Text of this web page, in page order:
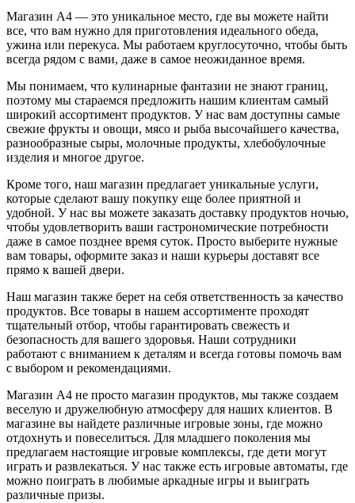
Магазин A4 — это уникальное место, где вы можете найти
все, что вам нужно для приготовления идеального обеда,
ужина или перекуса. Мы работаем круглосуточно, чтобы быть
всегда рядом с вами, даже в самое неожиданное время.
Мы понимаем, что кулинарные фантазии не знают границ,
поэтому мы стараемся предложить нашим клиентам самый
широкий ассортимент продуктов. У нас вам доступны самые
свежие фрукты и овощи, мясо и рыба высочайшего качества,
разнообразные сыры, молочные продукты, хлебобулочные
изделия и многое другое.
Кроме того, наш магазин предлагает уникальные услуги,
которые сделают вашу покупку еще более приятной и
удобной. У нас вы можете заказать доставку продуктов ночью,
чтобы удовлетворить ваши гастрономические потребности
даже в самое позднее время суток. Просто выберите нужные
вам товары, оформите заказ и наши курьеры доставят все
прямо к вашей двери.
Наш магазин также берет на себя ответственность за качество
продуктов. Все товары в нашем ассортименте проходят
тщательный отбор, чтобы гарантировать свежесть и
безопасность для вашего здоровья. Наши сотрудники
работают с вниманием к деталям и всегда готовы помочь вам
с выбором и рекомендациями.
Магазин A4 не просто магазин продуктов, мы также создаем
веселую и дружелюбную атмосферу для наших клиентов. В
магазине вы найдете различные игровые зоны, где можно
отдохнуть и повеселиться. Для младшего поколения мы
предлагаем настоящие игровые комплексы, где дети могут
играть и развлекаться. У нас также есть игровые автоматы, где
можно поиграть в любимые аркадные игры и выиграть
различные призы.